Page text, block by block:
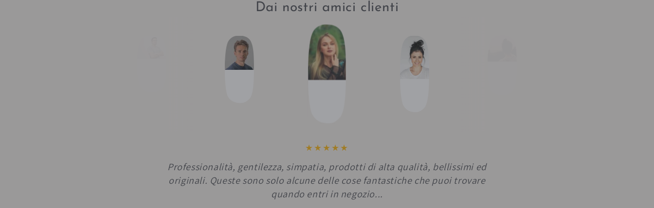
Dai nostri amici clienti
Professionalità, gentilezza, simpatia, prodotti di alta qualità, bellissimi ed
originali. Queste sono solo alcune delle cose fantastiche che puoi trovare
quando entri in negozio...